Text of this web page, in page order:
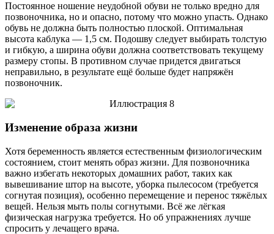
Постоянное ношение неудобной обуви не только вредно для
позвоночника, но и опасно, потому что можно упасть. Однако
обувь не должна быть полностью плоской. Оптимальная
высота каблука — 1,5 см. Подошву следует выбирать толстую
и гибкую, а ширина обуви должна соответствовать текущему
размеру стопы. В противном случае придется двигаться
неправильно, в результате ещё больше будет напряжён
позвоночник.
Изменение образа жизни
Хотя беременность является естественным физиологическим
состоянием, стоит менять образ жизни. Для позвоночника
важно избегать некоторых домашних работ, таких как
вывешивание штор на высоте, уборка пылесосом (требуется
согнутая позиция), особенно перемещение и перенос тяжёлых
вещей. Нельзя мыть полы согнутыми. Всё же лёгкая
физическая нагрузка требуется. Но об упражнениях лучше
спросить у лечащего врача.